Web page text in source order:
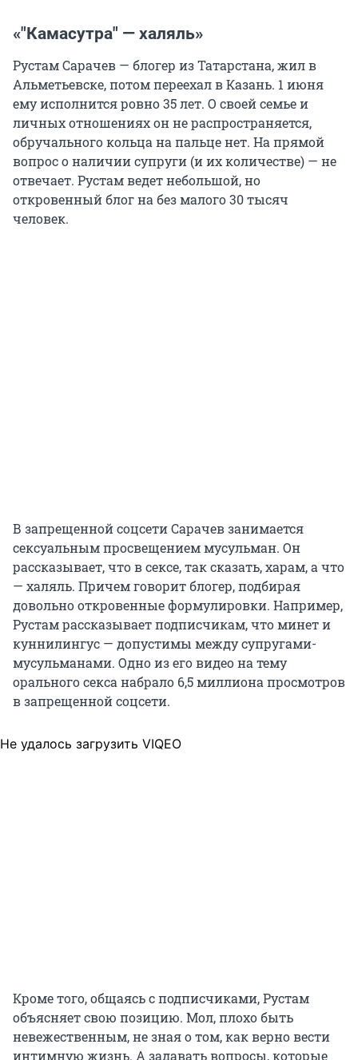
«"Камасутра" — халяль»
Рустам Сарачев — блогер из Татарстана, жил в
Альметьевске, потом переехал в Казань. 1 июня
ему исполнится ровно 35 лет. О своей семье и
личных отношениях он не распространяется,
обручального кольца на пальце нет. На прямой
вопрос о наличии супруги (и их количестве) — не
отвечает. Рустам ведет небольшой, но
откровенный блог на без малого 30 тысяч
человек.
В запрещенной соцсети Сарачев занимается
сексуальным просвещением мусульман. Он
рассказывает, что в сексе, так сказать, харам, а что
— халяль. Причем говорит блогер, подбирая
довольно откровенные формулировки. Например,
Рустам рассказывает подписчикам, что минет и
куннилингус — допустимы между супругами-
мусульманами. Одно из его видео на тему
орального секса набрало 6,5 миллиона просмотров
в запрещенной соцсети.
Не удалось загрузить VIQEO
Кроме того, общаясь с подписчиками, Рустам
объясняет свою позицию. Мол, плохо быть
невежественным, не зная о том, как верно вести
интимную жизнь. А задавать вопросы, которые